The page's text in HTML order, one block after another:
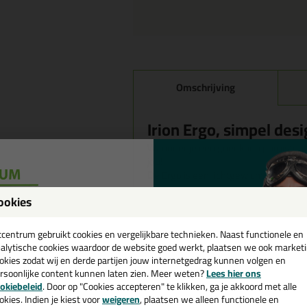
Omschrijving
Irion Ergo, simpel
Wanneer je een goedkoop
De Ergo is een lichtgewicht
Transportpijp en trekker
Zachte rubberen handgreep
Extra grote stelschroef
Let op!
Laat altijd een gevulde bus op het
gebruikt cookies en vergelijkbare technieken. Naast functionele en
cookies waardoor de website goed werkt, plaatsen we ook
zodat wij en derde partijen jouw internetgedrag kunnen volgen en
content kunnen laten zien. Meer weten?Lees hier ons
. Door op "Cookies accepteren" te klikken, ga je akkoord met alle
Indien je kiest voorweigeren, plaatsen we alleen functionele en
💚
en ontvang een
€35,-bij je eerste bestelling!